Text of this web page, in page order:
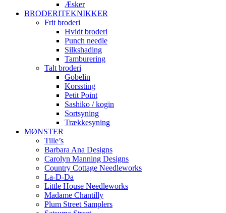
Æsker
BRODERITEKNIKKER
Frit broderi
Hvidt broderi
Punch needle
Silkshading
Tamburering
Talt broderi
Gobelin
Korssting
Petit Point
Sashiko / kogin
Sortsyning
Trækkesyning
MØNSTER
Tille’s
Barbara Ana Designs
Carolyn Manning Designs
Country Cottage Needleworks
La-D-Da
Little House Needleworks
Madame Chantilly
Plum Street Samplers